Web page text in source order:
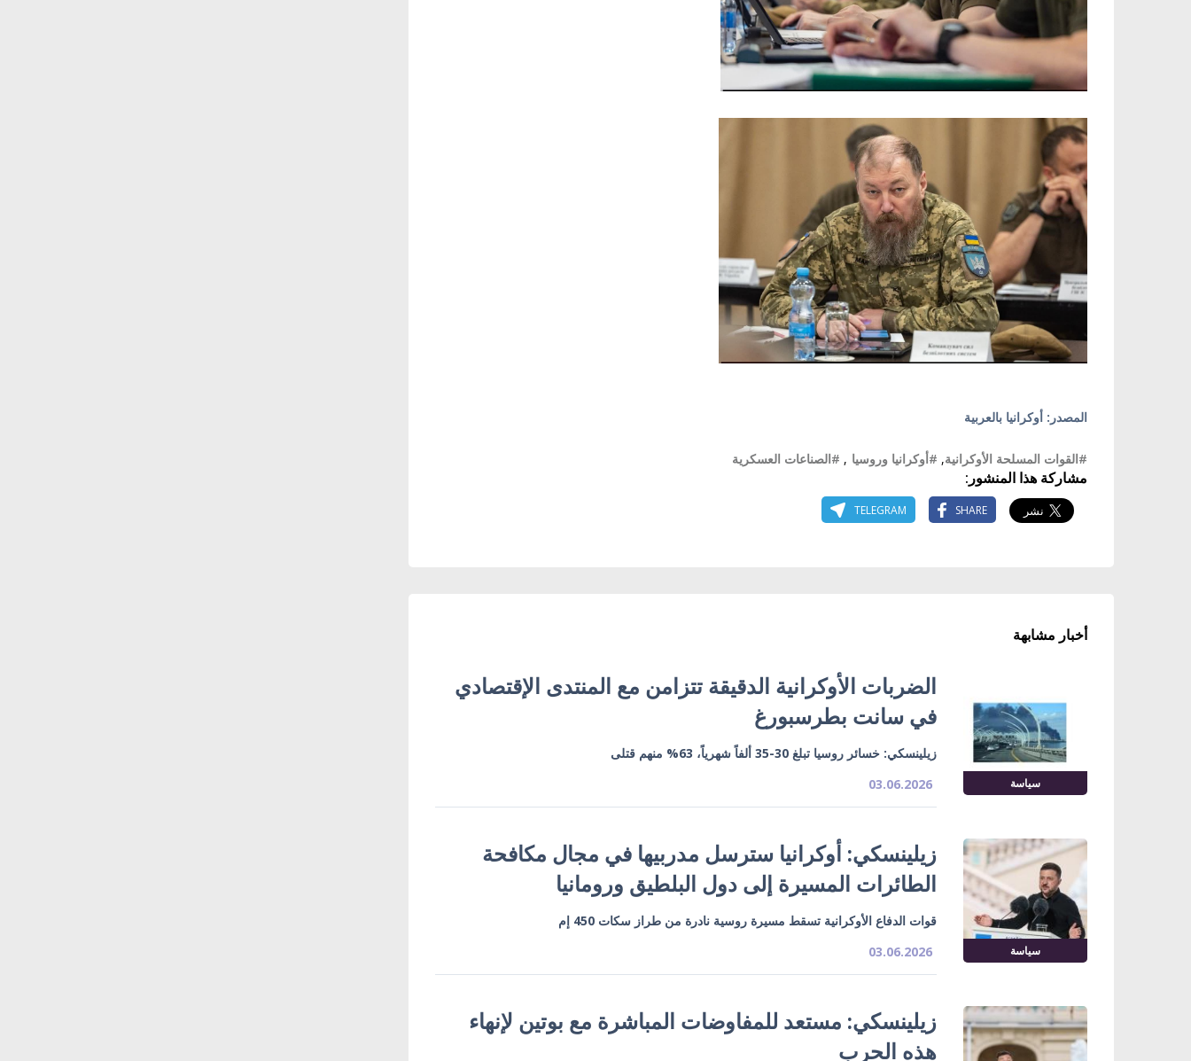
المصدر: أوكرانيا بالعربية
#القوات المسلحة الأوكرانية, #أوكرانيا وروسيا , #الصناعات العسكرية
مشاركة هذا المنشور:
SHARE
TELEGRAM
أخبار مشابهة
سياسة
الضربات الأوكرانية الدقيقة تتزامن مع المنتدى الإقتصادي
في سانت بطرسبورغ
زيلينسكي: خسائر روسيا تبلغ 30-35 ألفاً شهرياً، 63% منهم قتلى
03.06.2026
سياسة
زيلينسكي: أوكرانيا سترسل مدربيها في مجال مكافحة
الطائرات المسيرة إلى دول البلطيق ورومانيا
قوات الدفاع الأوكرانية تسقط مسيرة روسية نادرة من طراز سكات 450 إم
03.06.2026
زيلينسكي: مستعد للمفاوضات المباشرة مع بوتين لإنهاء
هذه الحرب